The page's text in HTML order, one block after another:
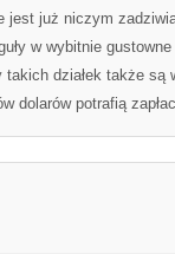
jest już niczym
w wybitnie
działek także są
dolarów potrafią